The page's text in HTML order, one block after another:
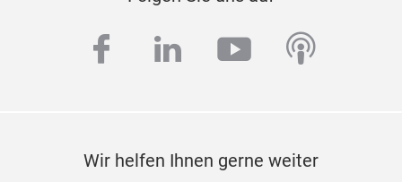
facebook
linkedinyoutube
Wir helfen Ihnen gerne weiter